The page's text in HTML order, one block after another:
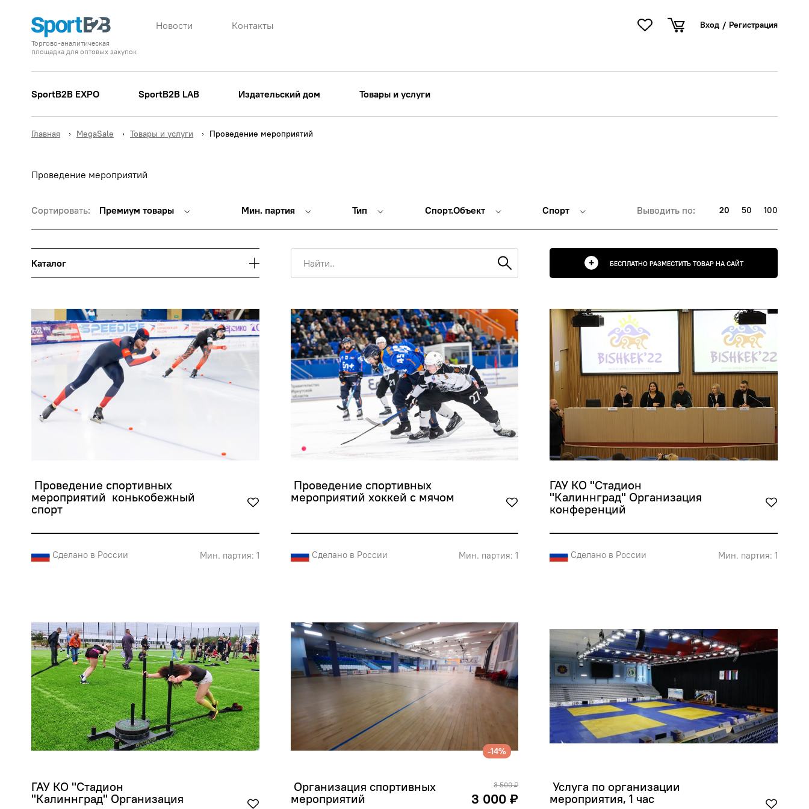
Торгово-аналитическая
площадка для оптовых закупок
Новости Контакты Вход / Регистрация
SportB2B EXPO SportB2B LAB Издательский дом Товары и услуги
Главная MegaSale Товары и услуги Проведение мероприятий
Проведение мероприятий
Каталог БЕСПЛАТНО РАЗМЕСТИТЬ ТОВАР НА САЙТ
Сортировать: Премиум товары Мин. партия Тип Спорт.Объект Спорт Выводить по: 20 50 100
мероприятий  конькобежный
спорт
Сделано в России Мин. партия: 1
мероприятий хоккей с мячом
Сделано в России Мин. партия: 1
ГАУ КО "Стадион
"Калиннград" Организация
конференций
Сделано в России Мин. партия: 1
ГАУ КО "Стадион
"Калиннград" Организация
-14%
мероприятий
3 500 ₽
3 000 ₽
Услуга по организации
мероприятия, 1 час